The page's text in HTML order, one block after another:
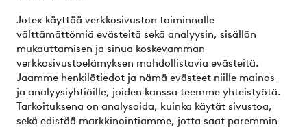
Jotex käyttää verkkosivuston toiminnalle
välttämättömiä evästeitä sekä analyysin, sisällön
mukauttamisen ja sinua koskevamman
verkkosivustoelämyksen mahdollistavia evästeitä.
Jaamme henkilötiedot ja nämä evästeet niille mainos-
ja analyysiyhtiöille, joiden kanssa teemme yhteistyötä.
Tarkoituksena on analysoida, kuinka käytät sivustoa,
sekä edistää markkinointiamme, jotta saat paremmin
Ystävät
Turvalliset maksut – maksa nyt tai erissä
Haluatko tietää lisää maksuvaihtoehdoistamme?